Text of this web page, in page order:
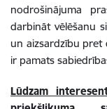
nodrošinājuma
darbināt vēlēšanu
un aizsardzību pret
ir pamats
Lūdzam